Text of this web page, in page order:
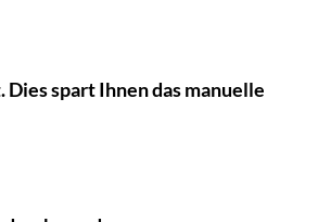
spart Ihnen das manuelle